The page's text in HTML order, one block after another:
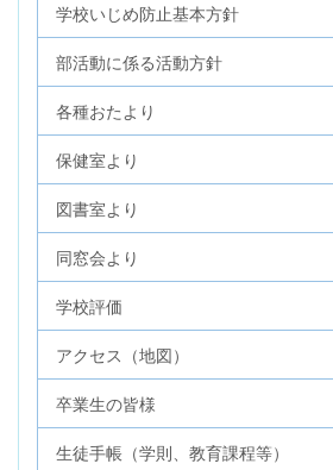
学校いじめ防止基本方針
部活動に係る活動方針
各種おたより
保健室より
図書室より
同窓会より
学校評価
アクセス（地図）
卒業生の皆様
生徒手帳（学則、教育課程等）